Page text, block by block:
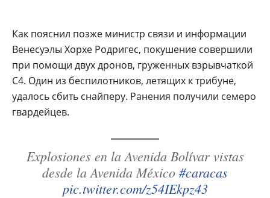
Как пояснил позже министр связи и информации
Венесуэлы Хорхе Родригес, покушение совершили
при помощи двух дронов, груженных взрывчаткой
С4. Один из беспилотников, летящих к трибуне,
удалось сбить снайперу. Ранения получили семеро
гвардейцев.
Explosiones en la Avenida Bolívar vistas
desde la Avenida México #caracas
pic.twitter.com/z54IEkpz43